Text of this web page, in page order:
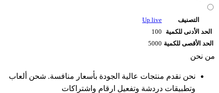
التصنيف
Up live
الحد الأدنى للكمية
100
الحد الأقصى للكمية 5000
من نحن
نحن نقدم منتجات عالية الجودة بأسعار منافسة. شحن ألعاب
وتطبيقات دردشة وتفعيل ارقام واشتراكات